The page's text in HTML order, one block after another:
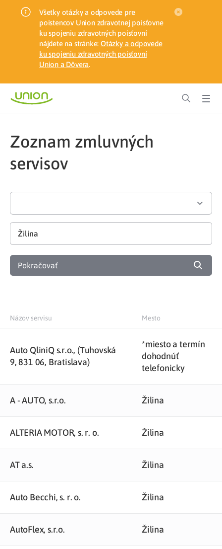
Všetky otázky a odpovede pre
poistencov Union zdravotnej poisťovne
ku spojeniu zdravotných poisťovní
nájdete na stránke: Otázky a odpovede
ku spojeniu zdravotných poisťovní
Union a Dôvera.
Zoznam zmluvných
servisov
Pokračovať
Názov servisu Mesto
Auto QliniQ s.r.o., (Tuhovská
9, 831 06, Bratislava)
*miesto a termín
dohodnúť
telefonicky
A - AUTO, s.r.o. Žilina
ALTERIA MOTOR, s. r. o. Žilina
AT a.s. Žilina
Auto Becchi, s. r. o. Žilina
AutoFlex, s.r.o. Žilina